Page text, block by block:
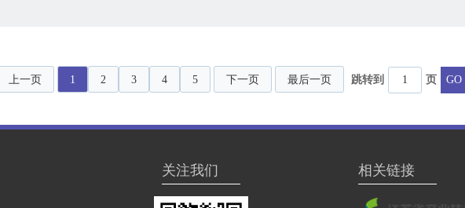
上一页 1 2 3 4 5 下一页 最后一页 跳转到 页
关注我们 相关链接